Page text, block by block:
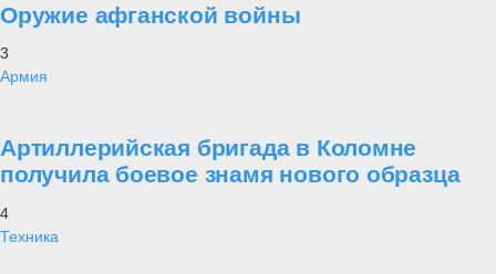
Оружие афганской войны
3
Армия
Артиллерийская бригада в Коломне
получила боевое знамя нового образца
4
Техника